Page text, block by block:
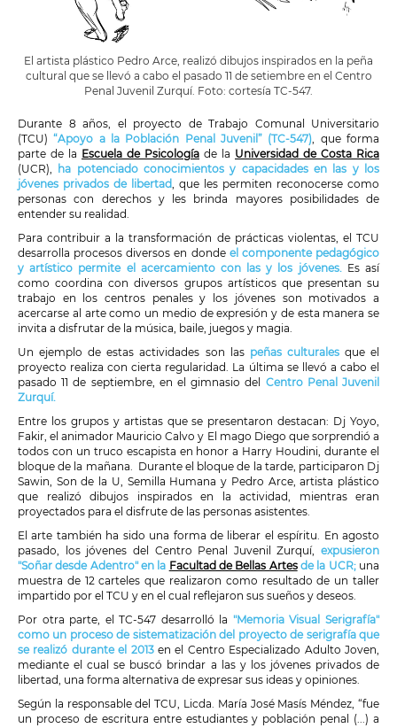
El artista plástico Pedro Arce, realizó dibujos inspirados en la peña
cultural que se llevó a cabo el pasado 11 de setiembre en el Centro
Penal Juvenil Zurquí. Foto: cortesía TC-547.
Durante 8 años, el proyecto de Trabajo Comunal Universitario
(TCU)“Apoyo a la Población Penal Juvenil” (TC-547) , que forma
parte de la Escuela de Psicología de la Universidad de Costa Rica
(UCR),
ha potenciado conocimientos y capacidades en las y los
jóvenes privados de libertad , que les permiten reconocerse como
personas con derechos y les brinda mayores posibilidades de
entender su realidad.
Para contribuir a la transformación de prácticas violentas, el TCU
desarrolla procesos diversos en dondeel componente pedagógico
y artístico permite el acercamiento con las y los jóvenes. Es así
como coordina con diversos grupos artísticos que presentan su
trabajo en los centros penales y los jóvenes son motivados a
acercarse al arte como un medio de expresión y de esta manera se
invita a disfrutar de la música, baile, juegos y magia.
Un ejemplo de estas actividades son las peñas culturalesque el
proyecto realiza con cierta regularidad. La última se llevó a cabo el
pasado 11 de septiembre, en el gimnasio del Centro Penal Juvenil
Zurquí.
Entre los grupos y artistas que se presentaron destacan: Dj Yoyo,
Fakir, el animador Mauricio Calvo y El mago Diego que sorprendió a
todos con un truco escapista en honor a Harry Houdini, durante el
bloque de la mañana. Durante el bloque de la tarde, participaron Dj
Sawin, Son de la U, Semilla Humana y Pedro Arce, artista plástico
que realizó dibujos inspirados en la actividad, mientras eran
proyectados para el disfrute de las personas asistentes.
El arte también ha sido una forma de liberar el espíritu. En agosto
pasado, los jóvenes del Centro Penal Juvenil Zurquí, expusieron
"Soñar desde Adentro" en la Facultad de Bellas Artesde la UCR;una
muestra de 12 carteles que realizaron como resultado de un taller
impartido por el TCU y en el cual reflejaron sus sueños y deseos.
Por otra parte, el TC-547 desarrolló la "Memoria Visual Serigrafía"
como un proceso de sistematización del proyecto de serigrafía que
se realizó durante el 2013 en el Centro Especializado Adulto Joven,
mediante el cual se buscó brindar a las y los jóvenes privados de
libertad, una forma alternativa de expresar sus ideas y opiniones.
Según la responsable del TCU, Licda. María José Masís Méndez, “fue
un proceso de escritura entre estudiantes y población penal (...) a